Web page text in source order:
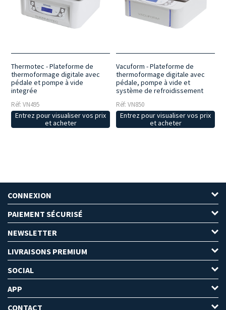
Thermotec - Plateforme de
thermoformage digitale avec
pédale et pompe à vide
integrée
Réf: VN495
Entrez pour visualiser vos prix
et acheter
Vacuform - Plateforme de
thermoformage digitale avec
pédale, pompe à vide et
système de refroidissement
Réf: VN850
Entrez pour visualiser vos prix
et acheter
CONNEXION
PAIEMENT SÉCURISÉ
NEWSLETTER
LIVRAISONS PREMIUM
SOCIAL
APP
CONTACT